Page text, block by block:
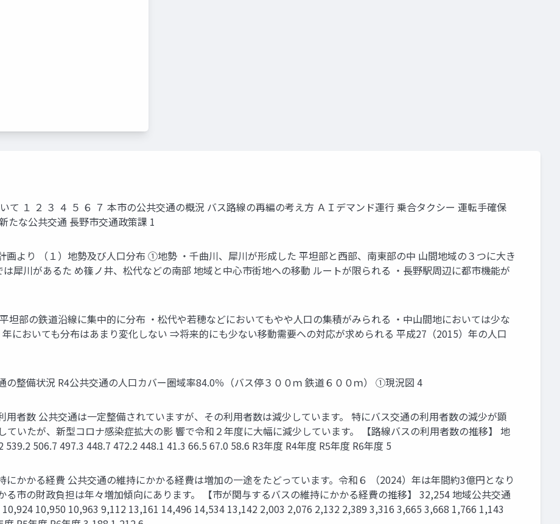
て １ ２ ３ ４ ５ ６ ７ 本市の公共交通の概況 バス路線の再編の考え方 ＡＩデマンド運行 乗合タクシー 運転手確保
たな公共交通 長野市交通政策課 1
画より （１）地勢及び人口分布 ①地勢 ・千曲川、犀川が形成した 平坦部と西部、南東部の中 山間地域の３つに大き
犀川があるた め篠ノ井、松代などの南部 地域と中心市街地への移動 ルートが限られる ・長野駅周辺に都市機能が
部の鉄道沿線に集中的に分布 ・松代や若穂などにおいてもやや人口の集積がみられる ・中山間地においては少な
においても分布はあまり変化しない ⇒将来的にも少ない移動需要への対応が求められる 平成27（2015）年の人口
の整備状況 R4公共交通の人口カバー圏域率84.0％（バス停３００ｍ 鉄道６００ｍ） ①現況図 4
者数 公共交通は一定整備されていますが、その利用者数は減少しています。 特にバス交通の利用者数の減少が顕
ていたが、新型コロナ感染症拡大の影 響で令和２年度に大幅に減少しています。 【路線バスの利用者数の推移】 地
506.7 497.3 448.7 472.2 448.1 41.3 66.5 67.0 58.6 R3年度 R4年度 R5年度 R6年度 5
かかる経費 公共交通の維持にかかる経費は増加の一途をたどっています。令和６ （2024）年は年間約3億円となり
る市の財政負担は年々増加傾向にあります。 【市が関与するバスの維持にかかる経費の推移】 32,254 地域公共交通
10,950 10,963 9,112 13,161 14,496 14,534 13,142 2,003 2,076 2,132 2,389 3,316 3,665 3,668 1,766 1,143